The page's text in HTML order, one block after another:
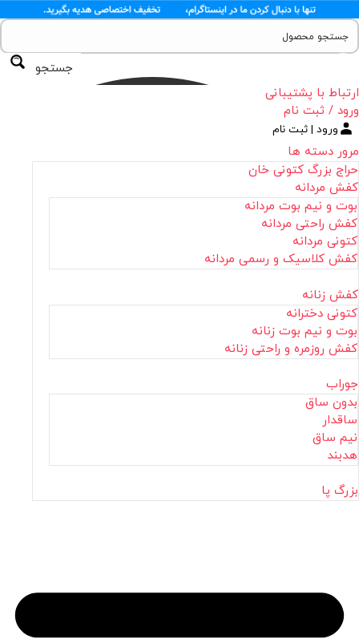
جستجو
ارتباط با پشتیبانی
ورود / ثبت نام
ورود | ثبت نام
مرور دسته ها
حراج بزرگ کتونی خان
کفش مردانه
بوت و نیم بوت مردانه
کفش راحتی مردانه
کتونی مردانه
کفش کلاسیک و رسمی مردانه
کفش زنانه
کتونی دخترانه
بوت و نیم بوت زنانه
کفش روزمره و راحتی زنانه
جوراب
بدون ساق
ساقدار
نیم ساق
هدبند
بزرگ پا